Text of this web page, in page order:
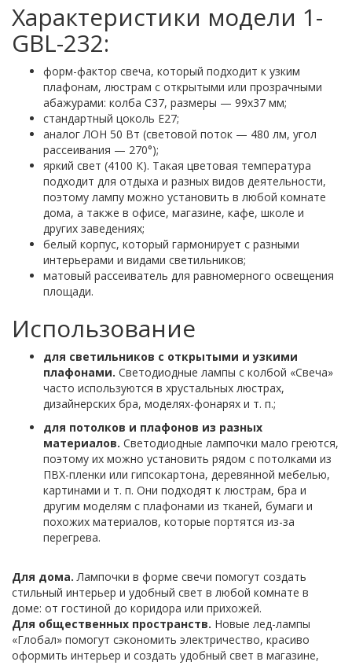
Характеристики модели 1-
GBL-232:
форм-фактор свеча, который подходит к узким
плафонам, люстрам с открытыми или прозрачными
абажурами: колба С37, размеры — 99х37 мм;
стандартный цоколь Е27;
аналог ЛОН 50 Вт (световой поток — 480 лм, угол
рассеивания — 270°);
яркий свет (4100 К). Такая цветовая температура
подходит для отдыха и разных видов деятельности,
поэтому лампу можно установить в любой комнате
дома, а также в офисе, магазине, кафе, школе и
других заведениях;
белый корпус, который гармонирует с разными
интерьерами и видами светильников;
матовый рассеиватель для равномерного освещения
площади.
Использование
для светильников с открытыми и узкими
плафонами. Светодиодные лампы с колбой «Свеча»
часто используются в хрустальных люстрах,
дизайнерских бра, моделях-фонарях и т. п.;
для потолков и плафонов из разных
материалов. Светодиодные лампочки мало греются,
поэтому их можно установить рядом с потолками из
ПВХ-пленки или гипсокартона, деревянной мебелью,
картинами и т. п. Они подходят к люстрам, бра и
другим моделям с плафонами из тканей, бумаги и
похожих материалов, которые портятся из-за
перегрева.
Для дома. Лампочки в форме свечи помогут создать
стильный интерьер и удобный свет в любой комнате в
доме: от гостиной до коридора или прихожей.
Для общественных пространств. Новые лед-лампы
«Глобал» помогут сэкономить электричество, красиво
оформить интерьер и создать удобный свет в магазине,